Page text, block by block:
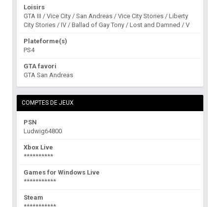
Loisirs
GTA III / Vice City / San Andreas / Vice City Stories / Liberty
City Stories / IV / Ballad of Gay Tony / Lost and Damned / V
Plateforme(s)
PS4
GTA favori
GTA San Andreas
COMPTES DE JEUX
PSN
Ludwig64800
Xbox Live
**********
Games for Windows Live
***********
Steam